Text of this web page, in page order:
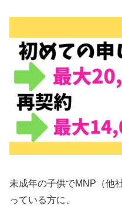
未成年の子供でMNP（他
っている方に、